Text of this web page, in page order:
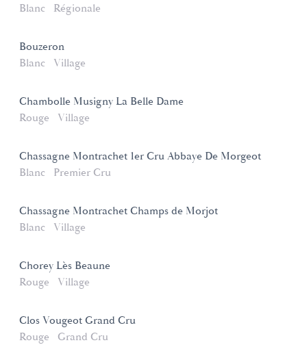
Blanc
Régionale
Bouzeron
Blanc
Village
Chambolle Musigny La Belle Dame
Rouge
Village
Chassagne Montrachet 1er Cru Abbaye De Morgeot
Blanc
Premier Cru
Chassagne Montrachet Champs de Morjot
Blanc
Village
Chorey Lès Beaune
Rouge
Village
Clos Vougeot Grand Cru
Rouge
Grand Cru